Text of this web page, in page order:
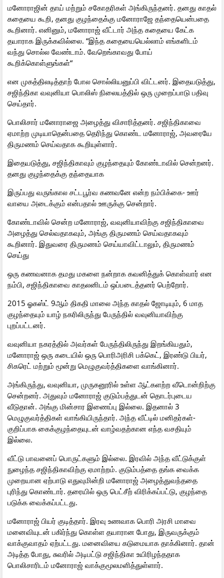
மனோராஜின் தாய் மற்றும் சகோதரிகள் அங்கிருந்தனர். தனது காதல்
கதையை கூறி, தனது குழந்தைக்கு மனோராஜே தந்தையென்பதை
கூறினார். எனினும், மனோராஜ் வீட்டார் அந்த கதையை கேட்க
தயாராக இருக்கவில்லை. “இந்த கதையையெல்லாம் எங்களிடம்
வந்து சொல்ல வேண்டாம். வேறெங்காவது போய்
கூறிக்கொள்ளுங்கள்“
என முகத்திலடித்தாற் போல சொல்லியனுப்பி விட்டனர். இதையடுத்து,
சஜிந்திகா வவுனியா பொலிஸ் நிலையத்தில் ஒரு முறைப்பாடு பதிவு
செய்தார்.
பொலிசார் மனோராஜை அழைத்து விசாரித்தனர். சஜிந்திகாவை
ஏமாற்ற முடியாதென்பதை தெரிந்து கொண்ட மனோராஜ், அவரையே
திருமணம் செய்வதாக கூறியுள்ளார்.
இதையடுத்து, சஜிந்திகாவும் குழந்தையும் கோண்டாவில் சென்றனர்.
தனது குழந்தைக்கு தந்தையாக
இருப்பது வருங்கால சட்டபூர்வ கணவனே என்ற நம்பிக்கை- ஊர்
வாயை அடைக்கும் என்பதால் ஊருக்கு சென்றார்.
கோண்டாவில் சென்ற மனோராஜ், வவுனியாவிற்கு சஜிந்திகாவை
அழைத்து செல்வதாகவும், அங்கு திருமணம் செய்வதாகவும்
கூறினார். இதுவரை திருமணம் செய்யாவிட்டாலும், திருமணம்
செய்து
ஒரு கணவனாக தமது மகளை நன்றாக கவனித்துக் கொள்வார் என
நம்பி, சஜிந்திகாவை காதலனிடம் ஒப்படைத்தனர் பெற்றோர்.
2015 ஓகஸ்ட் 9ஆம் திகதி மாலை அந்த காதல் ஜோடியும், 6 மாத
குழந்தையும் யாழ் நகரிலிருந்து பேருந்தில் வவுனியாவிற்கு
புறப்பட்டனர்.
வவுனியா நகரத்தில் அவர்கள் பேருந்திலிருந்து இறங்கியதும்,
மனோராஜ் ஒரு கடையில் ஒரு பொரிஅரிசி பக்கெட், இரண்டு பியர்,
சிகரெட் மற்றும் மூன்று மெழுகுவர்த்திகளை வாங்கினார்.
அங்கிருந்து, வவுனியா, முருகனூரில் உள்ள ஆட்களற்ற வீடொன்றிற்கு
சென்றனர். அதுவும் மனோராஜ் குடும்பத்துடன் தொடர்புடைய
வீடுதான். அங்கு மின்சார இணைப்பு இல்லை. இதனால் 3
மெழுகுவர்த்திகள் வாங்கியிருந்தார். அந்த வீட்டில் மனிதர்கள்-
குறிப்பாக கைக்குழந்தையுடன் வாழ்வதற்கான எந்த வசதியும்
இல்லை.
வீட்டு பாவனைப் பொருட்களும் இல்லை. இரவில் அந்த வீட்டுக்குள்
நுழைந்த சஜிந்திகாவிற்கு ஏமாற்றம். குடும்பத்தை தங்க வைக்க
முறையான ஏற்பாடு எதுவுமின்றி மனோராஜ் அழைத்துவந்ததை
புரிந்து கொண்டார். தரையில் ஒரு பெட்சீற் விரிக்கப்பட்டு, குழந்தை
படுக்க வைக்கப்பட்டது.
மனோராஜ் பியர் குடித்தார். இரவு உணவாக பொரி அரசி மாவை
மனைவியுடன் பகிர்ந்து கொள்ள தயாரான போது, இருவருக்கும்
வாக்குவாதம் ஏற்பட்டது. மனைவியை கடுமையாக தாக்கினார். தான்
அடித்த போது, சுவரில் அடிபட்டு சஜிந்திகா உயிரிழந்ததாக
பொலிசாரிடம் மனோராஜ் வாக்குமூலமளித்துள்ளார்.